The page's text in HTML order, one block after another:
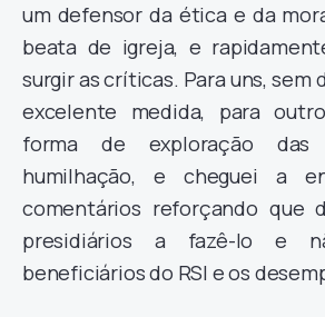
um defensor da ética e da
beata de igreja, e
surgir as críticas. Para uns, sem
excelente medida, para
forma de exploração das
humilhação, e cheguei a
comentários reforçando que
presidiários a fazê-lo e
beneficiários do RSI e os